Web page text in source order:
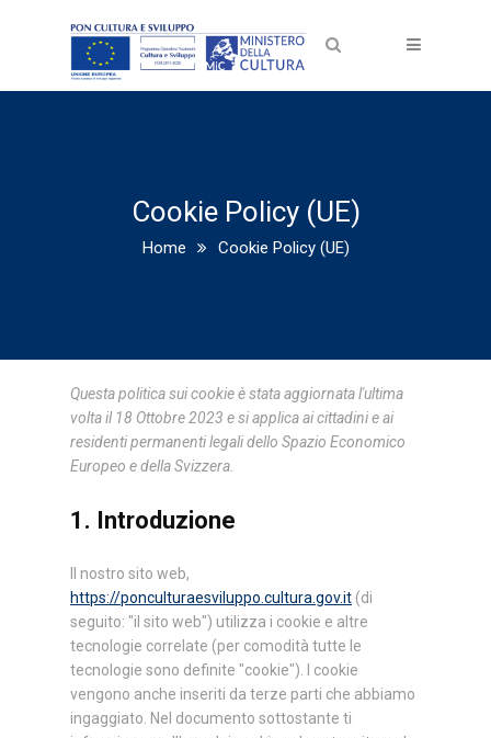
Cookie Policy (UE)
Home Cookie Policy (UE)
Questa politica sui cookie è stata aggiornata l'ultima
volta il 18 Ottobre 2023 e si applica ai cittadini e ai
residenti permanenti legali dello Spazio Economico
Europeo e della Svizzera.
1. Introduzione
Il nostro sito web,
https://ponculturaesviluppo.cultura.gov.it (di
seguito: "il sito web") utilizza i cookie e altre
tecnologie correlate (per comodità tutte le
tecnologie sono definite "cookie"). I cookie
vengono anche inseriti da terze parti che abbiamo
ingaggiato. Nel documento sottostante ti